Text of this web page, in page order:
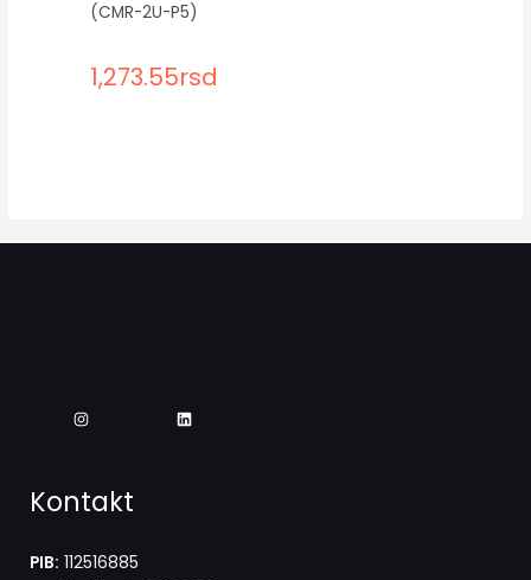
(CMR-2U-P5)
1,273.55rsd
Kontakt
PIB: 112516885